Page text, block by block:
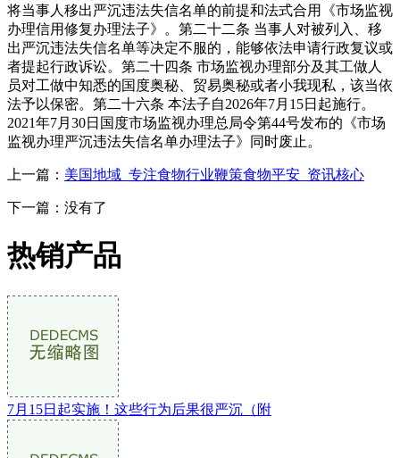
将当事人移出严沉违法失信名单的前提和法式合用《市场监视
办理信用修复办理法子》。第二十二条 当事人对被列入、移
出严沉违法失信名单等决定不服的，能够依法申请行政复议或
者提起行政诉讼。第二十四条 市场监视办理部分及其工做人
员对工做中知悉的国度奥秘、贸易奥秘或者小我现私，该当依
法予以保密。第二十六条 本法子自2026年7月15日起施行。
2021年7月30日国度市场监视办理总局令第44号发布的《市场
监视办理严沉违法失信名单办理法子》同时废止。
上一篇： 美国地域_专注食物行业鞭策食物平安_资讯核心
下一篇：没有了
热销产品
7月15日起实施！这些行为后果很严沉（附